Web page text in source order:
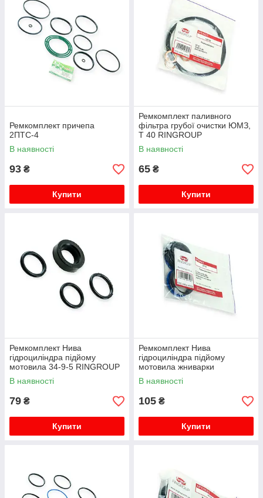
Ремкомплект причепа
2ПТС-4
В наявності
93 ₴
Купити
Ремкомплект паливного
фільтра грубої очистки ЮМЗ,
Т 40 RINGROUP
В наявності
65 ₴
Купити
Ремкомплект Нива
гідроциліндра підйому
мотовила 34-9-5 RINGROUP
В наявності
79 ₴
Купити
Ремкомплект Нива
гідроциліндра підйому
мотовила жниварки
ГА-81000, СК-5М1
RINGROUP
В наявності
105 ₴
Купити